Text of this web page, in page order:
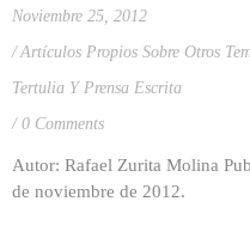
Noviembre 25, 2012
Artículos Propios Sobre Otros
Tertulia Y Prensa Escrita
0 Comments
Autor: Rafael Zurita Molina
de noviembre de 2012.